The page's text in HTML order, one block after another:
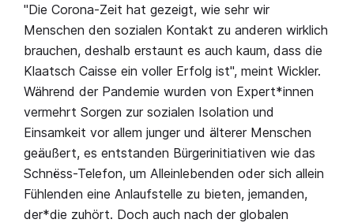
"Die Corona-Zeit hat gezeigt, wie sehr wir
Menschen den sozialen Kontakt zu anderen wirklich
brauchen, deshalb erstaunt es auch kaum, dass die
Klaatsch Caisse ein voller Erfolg ist", meint Wickler.
Während der Pandemie wurden von Expert*innen
vermehrt Sorgen zur sozialen Isolation und
Einsamkeit vor allem junger und älterer Menschen
geäußert, es entstanden Bürgerinitiativen wie das
Schnëss-Telefon, um Alleinlebenden oder sich allein
Fühlenden eine Anlaufstelle zu bieten, jemanden,
der*die zuhört. Doch auch nach der globalen